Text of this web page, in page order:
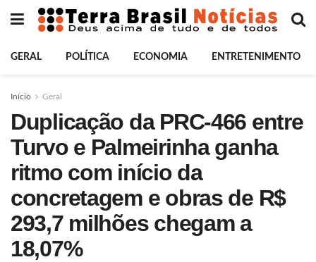
GERAL POLÍTICA ECONOMIA ENTRETENIMENTO
Início Geral
Duplicação da PRC-466 entre
Turvo e Palmeirinha ganha
ritmo com início da
concretagem e obras de R$
293,7 milhões chegam a
18,07%